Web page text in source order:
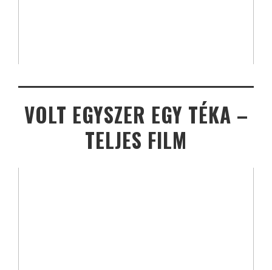
VOLT EGYSZER EGY TÉKA –
TELJES FILM